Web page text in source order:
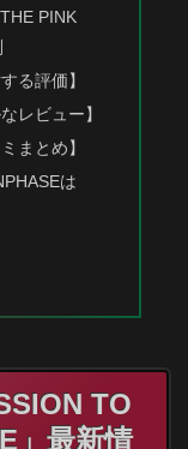
PINK
る評価】
レビュー】
まとめ】
は
TO
」最新情